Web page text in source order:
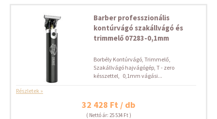
Barber professzionális
kontúrvágó szakállvágó és
trimmelő 07283-0,1mm
Borbély Kontúrvágó, Trimmelő,
Szakállvágó hajvágógép, T - zero
késszettel, 0,1mm vágási...
Részletek »
32 428 Ft / db
( Nettó ár: 25 534 Ft )